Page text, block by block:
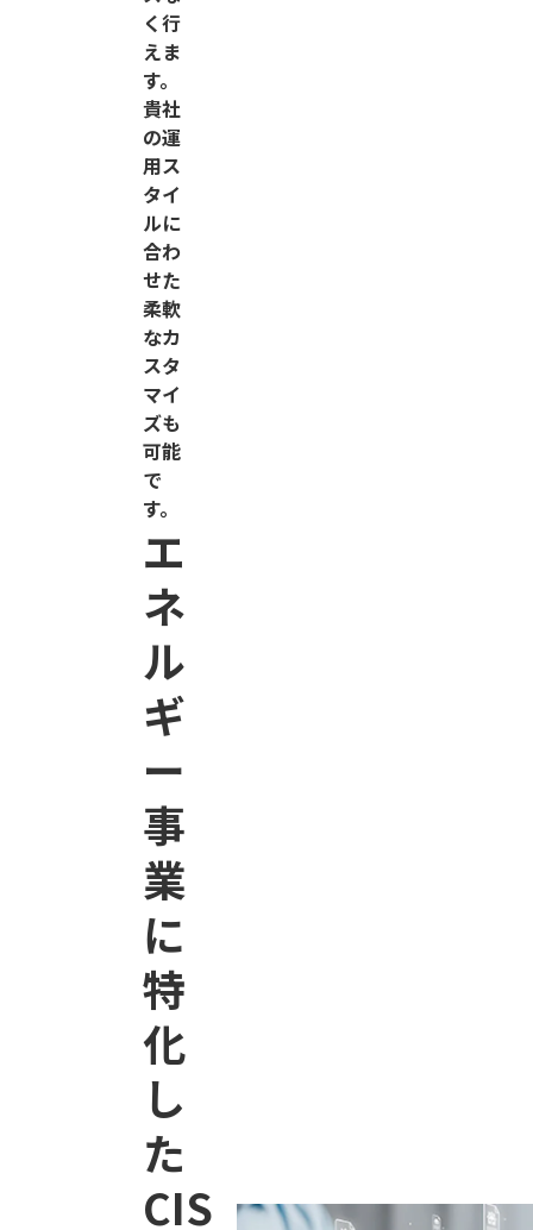
く行
えま
す。
貴社
の運
用ス
タイ
ルに
合わ
せた
柔軟
なカ
スタ
マイ
ズも
可能
で
す。
エ
ネ
ル
ギ
ー
事
業
に
特
化
し
た
CIS